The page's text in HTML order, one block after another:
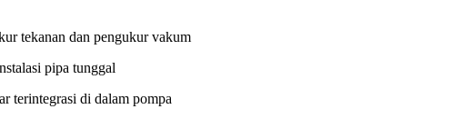
tekanan dan pengukur vakum
pipa tunggal
terintegrasi di dalam pompa